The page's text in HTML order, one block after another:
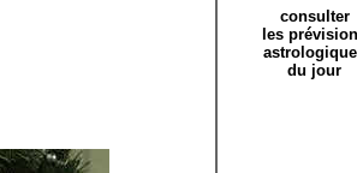
consulter
les
du jour